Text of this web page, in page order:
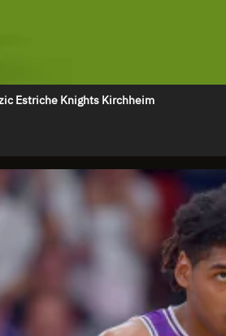
Estriche Knights Kirchheim